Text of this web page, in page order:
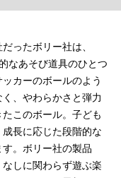
ったボリー社は、
なあそび道具のひとつ
カーのボールのよう
、やわらかさと弾力
このボール。子ども
長に応じた段階的な
。ボリー社の製品
しに関わらず遊ぶ楽